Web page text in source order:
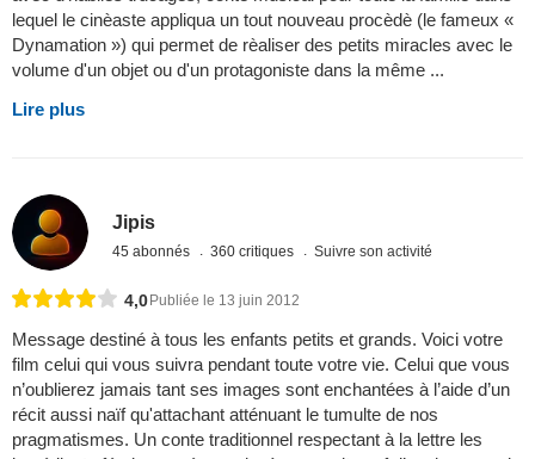
lequel le cinèaste appliqua un tout nouveau procèdè (le fameux «
Dynamation ») qui permet de rèaliser des petits miracles avec le
volume d'un objet ou d'un protagoniste dans la même ...
Lire plus
Jipis
45 abonnés 360 critiques Suivre son activité
4,0 Publiée le 13 juin 2012
Message destiné à tous les enfants petits et grands. Voici votre
film celui qui vous suivra pendant toute votre vie. Celui que vous
n’oublierez jamais tant ses images sont enchantées à l’aide d’un
récit aussi naïf qu'attachant atténuant le tumulte de nos
pragmatismes. Un conte traditionnel respectant à la lettre les